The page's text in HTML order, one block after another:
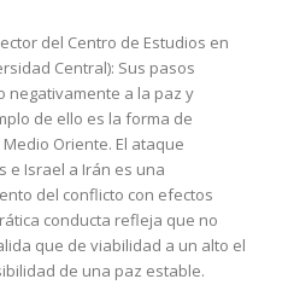
del Centro de Estudios en
Central): Sus pasos
negativamente a la paz y
de ello es la forma de
Oriente. El ataque
e Israel a Irán es una
del conflicto con efectos
conducta refleja que no
que de viabilidad a un alto el
de una paz estable.